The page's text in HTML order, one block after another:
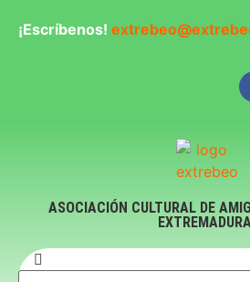
¡Escríbenos!
ASOCIACIÓN CULTURAL DE